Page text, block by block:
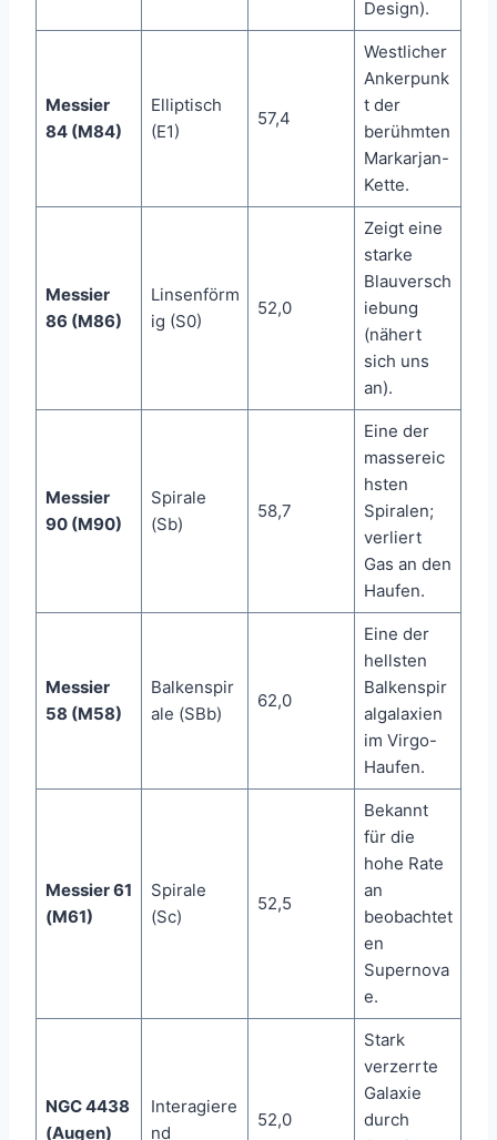
Design).
Messier
84 (M84)
Elliptisch
(E1)
57,4
Westlicher
Ankerpunk
t der
berühmten
Markarjan-
Kette.
Messier
86 (M86)
Linsenförm
ig (S0)
52,0
Zeigt eine
starke
Blauversch
iebung
(nähert
sich uns
an).
Messier
90 (M90)
Spirale
(Sb)
58,7
Eine der
massereic
hsten
Spiralen;
verliert
Gas an den
Haufen.
Messier
58 (M58)
Balkenspir
ale (SBb)
62,0
Eine der
hellsten
Balkenspir
algalaxien
im Virgo-
Haufen.
Messier 61
(M61)
Spirale
(Sc)
52,5
Bekannt
für die
hohe Rate
an
beobachtet
en
Supernova
e.
NGC 4438
(Augen)
Interagiere
nd
52,0
Stark
verzerrte
Galaxie
durch